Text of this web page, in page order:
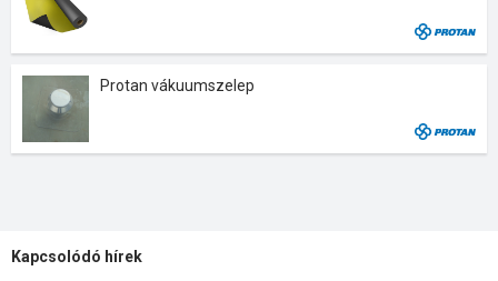
Protan vákuumszelep
Kapcsolódó hírek